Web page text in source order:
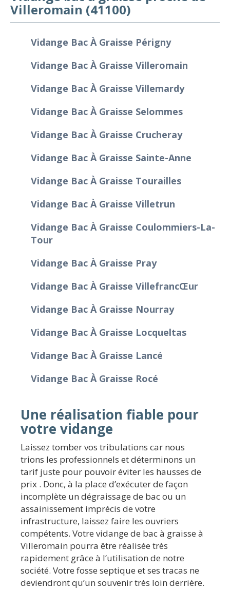
Villeromain (41100)
Vidange Bac À Graisse Périgny
Vidange Bac À Graisse Villeromain
Vidange Bac À Graisse Villemardy
Vidange Bac À Graisse Selommes
Vidange Bac À Graisse Crucheray
Vidange Bac À Graisse Sainte-Anne
Vidange Bac À Graisse Tourailles
Vidange Bac À Graisse Villetrun
Vidange Bac À Graisse Coulommiers-La-
Tour
Vidange Bac À Graisse Pray
Vidange Bac À Graisse Villefrancœur
Vidange Bac À Graisse Nourray
Vidange Bac À Graisse Locqueltas
Vidange Bac À Graisse Lancé
Vidange Bac À Graisse Rocé
Une réalisation fiable pour
votre vidange
Laissez tomber vos tribulations car nous
trions les professionnels et déterminons un
tarif juste pour pouvoir éviter les hausses de
prix . Donc, à la place d’exécuter de façon
incomplète un dégraissage de bac ou un
assainissement imprécis de votre
infrastructure, laissez faire les ouvriers
compétents. Votre vidange de bac à graisse à
Villeromain pourra être réalisée très
rapidement grâce à l’utilisation de notre
société. Votre fosse septique et ses tracas ne
deviendront qu’un souvenir très loin derrière.